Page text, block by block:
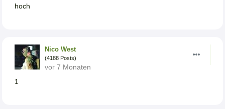
hoch
Nico West
(4188 Posts)
vor 7 Monaten
1